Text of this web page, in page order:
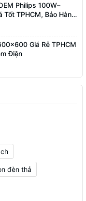
Philips 100W–
Tốt TPHCM, Bảo Hành
Giá Rẻ TPHCM
Điện
đèn thả